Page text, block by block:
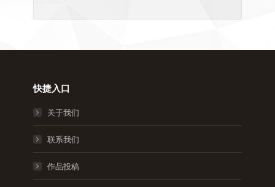
档
快捷入口
关于我们
联系我们
作品投稿